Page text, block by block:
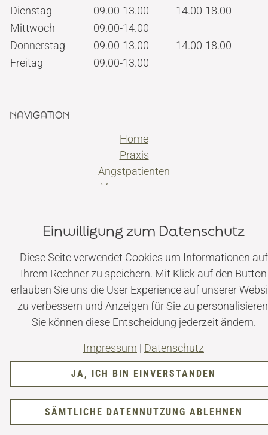
Dienstag
09.00-13.00
14.00-18.00
Mittwoch
09.00-14.00
Donnerstag
09.00-13.00
14.00-18.00
Freitag
09.00-13.00
NAVIGATION
Home
Praxis
Angstpatienten
Versorgungen
© Dr. Maximilian Kohl ·Impressum|Datenschutz
Einwilligung zum Datenschutz
Diese Seite verwendet Cookies um Informationen auf
Ihrem Rechner zu speichern. Mit Klick auf den Button
erlauben Sie uns die User Experience auf unserer
zu verbessern und Anzeigen für Sie zu
Sie können diese Entscheidung jederzeit ändern.
Impressum | Datenschutz
JA, ICH BIN EINVERSTANDEN
SÄMTLICHE DATENNUTZUNG ABLEHNEN